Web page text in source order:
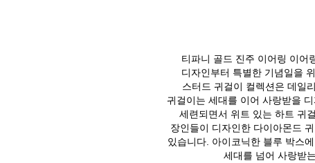
티파니 골드 진주 이어링 이어
디자인부터 특별한 기념일을
스터드 귀걸이 컬렉션은 데일
귀걸이는 세대를 이어 사랑받을
세련되면서 위트 있는 하트 귀
장인들이 디자인한 다이아몬드
있습니다. 아이코닉한 블루 박스
세대를 넘어 사랑받